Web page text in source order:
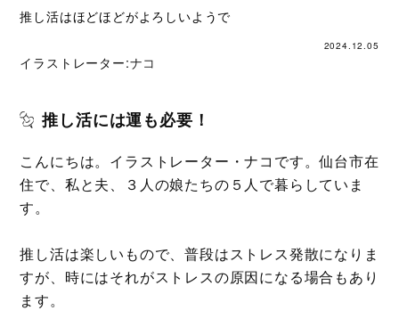
推し活はほどほどがよろしいようで
2024.12.05
イラストレーター:ナコ
推し活には運も必要！
こんにちは。イラストレーター・ナコです。仙台市在
住で、私と夫、３人の娘たちの５人で暮らしていま
す。
推し活は楽しいもので、普段はストレス発散になりま
すが、時にはそれがストレスの原因になる場合もあり
ます。